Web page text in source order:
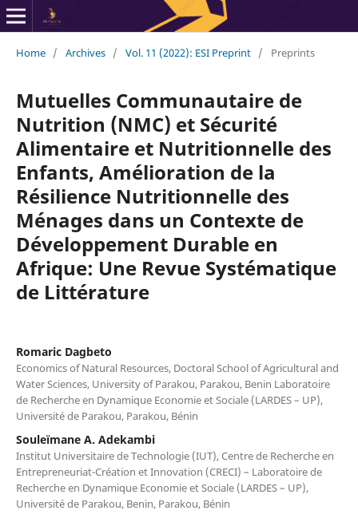
Home / Archives / Vol. 11 (2022): ESI Preprint / Preprints
Mutuelles Communautaire de
Nutrition (NMC) et Sécurité
Alimentaire et Nutritionnelle des
Enfants, Amélioration de la
Résilience Nutritionnelle des
Ménages dans un Contexte de
Développement Durable en
Afrique: Une Revue Systématique
de Littérature
Romaric Dagbeto
Economics of Natural Resources, Doctoral School of Agricultural and
Water Sciences, University of Parakou, Parakou, Benin Laboratoire
de Recherche en Dynamique Economie et Sociale (LARDES – UP),
Université de Parakou, Parakou, Bénin
Souleïmane A. Adekambi
Institut Universitaire de Technologie (IUT), Centre de Recherche en
Entrepreneuriat-Création et Innovation (CRECI) – Laboratoire de
Recherche en Dynamique Economie et Sociale (LARDES – UP),
Université de Parakou, Benin, Parakou, Bénin